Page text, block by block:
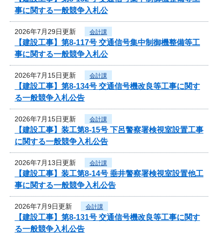
事に関する一般競争入札公
2026年7月29日更新 会計課
【建設工事】第8-117号 交通信号集中制御機整備等工
事に関する一般競争入札公
2026年7月15日更新 会計課
【建設工事】第8-134号 交通信号機改良等工事に関す
る一般競争入札公告
2026年7月15日更新 会計課
【建設工事】装工第8-15号 下呂警察署検視室設置工事
に関する一般競争入札公告
2026年7月13日更新 会計課
【建設工事】装工第8-14号 垂井警察署検視室設置他工
事に関する一般競争入札公告
2026年7月9日更新 会計課
【建設工事】第8-131号 交通信号機改良等工事に関す
る一般競争入札公告